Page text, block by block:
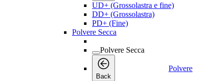
UD+ (Grossolastra e fine)
DD+ (Grossolastra)
PD+ (Fine)
Polvere Secca
Polvere Secca
Back
Polvere